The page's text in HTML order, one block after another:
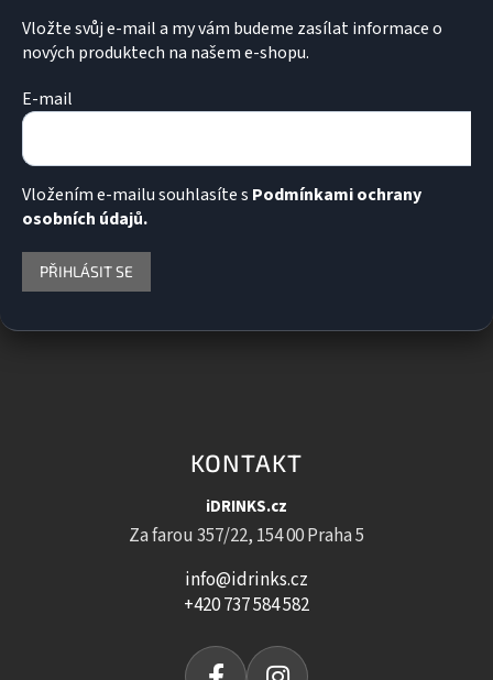
Vložte svůj e-mail a my vám budeme zasílat informace o
nových produktech na našem e-shopu.
E-mail
Vložením e-mailu souhlasíte s Podmínkami ochrany
osobních údajů.
PŘIHLÁSIT SE
KONTAKT
iDRINKS.cz
Za farou 357/22, 154 00 Praha 5
info@idrinks.cz
+420 737 584 582